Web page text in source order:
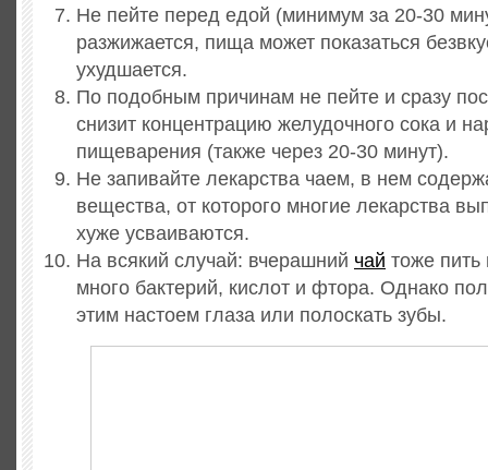
Не пейте перед едой (минимум за 20-30
разжижается, пища может показаться
ухудшается.
По подобным причинам не пейте и сразу
снизит концентрацию желудочного сока и
пищеварения (также через 20-30 минут).
Не запивайте лекарства чаем, в нем
вещества, от которого многие лекарства
хуже усваиваются.
На всякий случай: вчерашний чай тоже пить
много бактерий, кислот и фтора. Однако
этим настоем глаза или полоскать зубы.